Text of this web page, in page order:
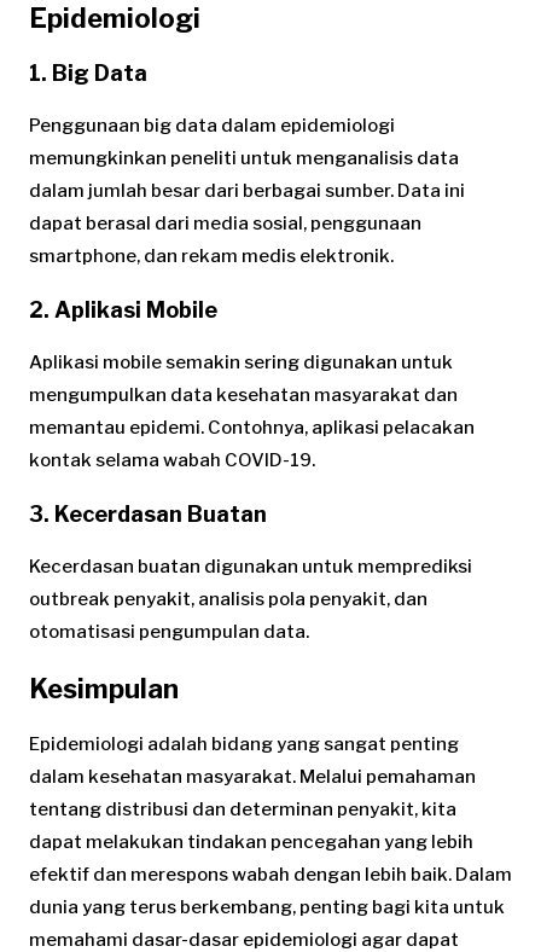
Epidemiologi
1. Big Data
Penggunaan big data dalam epidemiologi
memungkinkan peneliti untuk menganalisis data
dalam jumlah besar dari berbagai sumber. Data ini
dapat berasal dari media sosial, penggunaan
smartphone, dan rekam medis elektronik.
2. Aplikasi Mobile
Aplikasi mobile semakin sering digunakan untuk
mengumpulkan data kesehatan masyarakat dan
memantau epidemi. Contohnya, aplikasi pelacakan
kontak selama wabah COVID-19.
3. Kecerdasan Buatan
Kecerdasan buatan digunakan untuk memprediksi
outbreak penyakit, analisis pola penyakit, dan
otomatisasi pengumpulan data.
Kesimpulan
Epidemiologi adalah bidang yang sangat penting
dalam kesehatan masyarakat. Melalui pemahaman
tentang distribusi dan determinan penyakit, kita
dapat melakukan tindakan pencegahan yang lebih
efektif dan merespons wabah dengan lebih baik. Dalam
dunia yang terus berkembang, penting bagi kita untuk
memahami dasar-dasar epidemiologi agar dapat